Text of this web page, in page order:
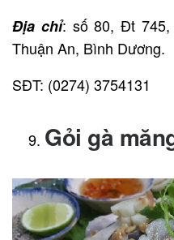
Địa chỉ: số 80, Đt 745,
Thuận An, Bình Dương.
SĐT: (0274) 3754131
Gỏi gà